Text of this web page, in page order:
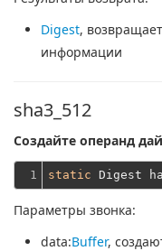
Digest,
информации
sha3_512
Создайте операнд
1 static
Параметры звонка:
data:Buffer,